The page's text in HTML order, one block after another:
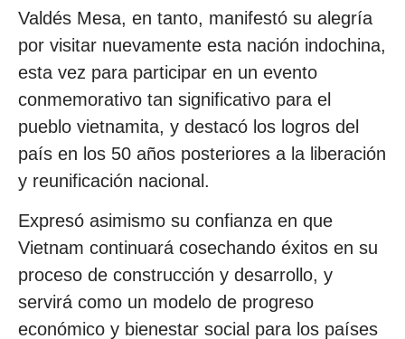
Valdés Mesa, en tanto, manifestó su alegría
por visitar nuevamente esta nación indochina,
esta vez para participar en un evento
conmemorativo tan significativo para el
pueblo vietnamita, y destacó los logros del
país en los 50 años posteriores a la liberación
y reunificación nacional.
Expresó asimismo su confianza en que
Vietnam continuará cosechando éxitos en su
proceso de construcción y desarrollo, y
servirá como un modelo de progreso
económico y bienestar social para los países